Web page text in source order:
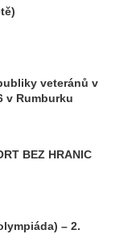
veteránů v
v Rumburku
BEZ HRANIC
– 2.